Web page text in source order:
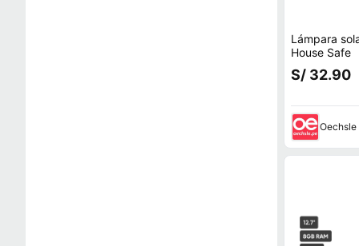
Lámpara
House Safe
S/ 32.90
Oechsle